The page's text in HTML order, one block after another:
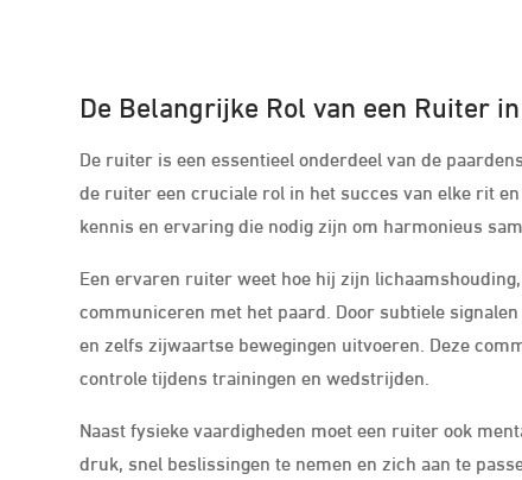
De Belangrijke Rol van een Ruiter
De ruiter is een essentieel onderdeel van de
de ruiter een cruciale rol in het succes van elke rit
kennis en ervaring die nodig zijn om harmonieus
Een ervaren ruiter weet hoe hij zijn
communiceren met het paard. Door subtiele
en zelfs zijwaartse bewegingen uitvoeren. Deze
controle tijdens trainingen en wedstrijden.
Naast fysieke vaardigheden moet een ruiter ook
druk, snel beslissingen te nemen en zich aan te